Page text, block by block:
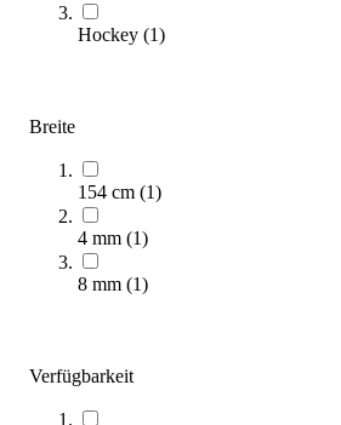
Hockey (1)
Breite
154 cm (1)
4 mm (1)
8 mm (1)
Verfügbarkeit
Ersatz-Besen für Abziehbesen
Zum Produkt
Auslauf: Noch 4 verfügbar